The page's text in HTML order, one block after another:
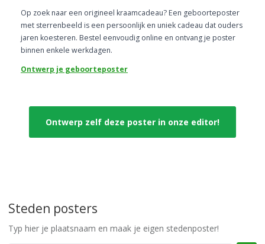
Op zoek naar een origineel kraamcadeau? Een geboorteposter
met sterrenbeeld is een persoonlijk en uniek cadeau dat ouders
jaren koesteren. Bestel eenvoudig online en ontvang je poster
binnen enkele werkdagen.
Ontwerp je geboorteposter
Ontwerp zelf deze poster in onze editor!
Steden posters
Typ hier je plaatsnaam en maak je eigen stedenposter!